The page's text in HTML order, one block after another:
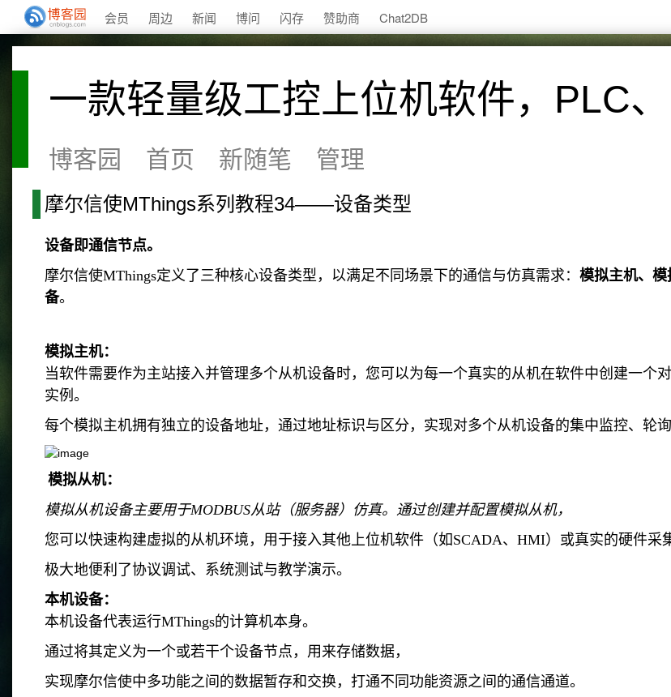
会员 周边 新闻 博问 闪存 赞助商 Chat2DB
一款轻量级工控上位机软件，PLC
博客园 首页 新随笔 管理
摩尔信使MThings系列教程34——设备类型
设备即通信节点。
摩尔信使MThings定义了三种核心设备类型，以满足不同场景下的通信与仿真需求： 模拟主机、
备。
模拟主机：
当软件需要作为主站接入并管理多个从机设备时，您可以为每一个真实的从机在软件中创建一个
实例。
每个模拟主机拥有独立的设备地址，通过地址标识与区分，实现对多个从机设备的集中监控、轮询
模拟从机：
模拟从机设备主要用于MODBUS从站（服务器）仿真。通过创建并配置模拟从机，
您可以快速构建虚拟的从机环境，用于接入其他上位机软件（如SCADA、HMI）或真实的硬件采
极大地便利了协议调试、系统测试与教学演示。
本机设备：
本机设备代表运行MThings的计算机本身。
通过将其定义为一个或若干个设备节点，用来存储数据，
实现摩尔信使中多功能之间的数据暂存和交换，打通不同功能资源之间的通信通道。